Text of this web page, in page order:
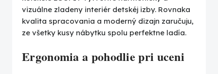
vizuálne zladeny interiér detskéj izby. Rovnaka
kvalita spracovania a moderný dizajn zaručuju,
ze všetky kusy nábytku spolu perfektne ladía.
Ergonomia a pohodlie pri uceni